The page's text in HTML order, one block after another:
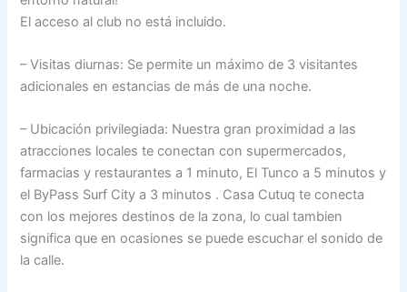
El acceso al club no está incluido.
– Visitas diurnas: Se permite un máximo de 3 visitantes
adicionales en estancias de más de una noche.
– Ubicación privilegiada: Nuestra gran proximidad a las
atracciones locales te conectan con supermercados,
farmacias y restaurantes a 1 minuto, El Tunco a 5 minutos y
el ByPass Surf City a 3 minutos . Casa Cutuq te conecta
con los mejores destinos de la zona, lo cual tambien
significa que en ocasiones se puede escuchar el sonido de
la calle.